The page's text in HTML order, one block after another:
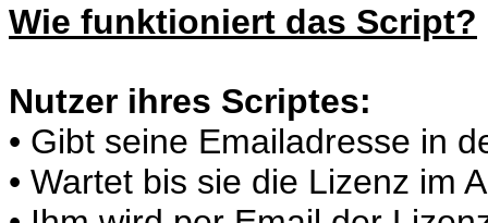
Wie funktioniert das Script?
Nutzer ihres Scriptes:
• Gibt seine Emailadresse in
• Wartet bis sie die Lizenz im